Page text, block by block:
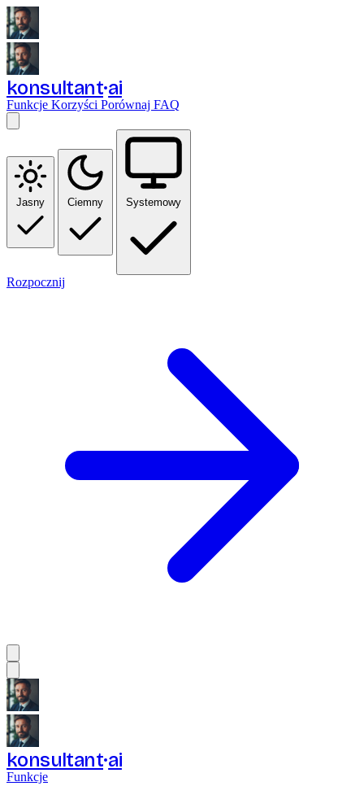
konsultant ai
Funkcje Korzyści Porównaj FAQ
Jasny Ciemny Systemowy
Rozpocznij
konsultant ai
Funkcje